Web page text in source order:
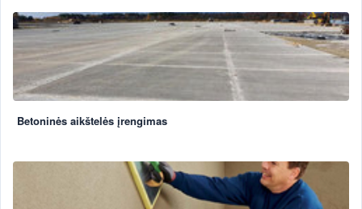
Betoninės aikštelės įrengimas